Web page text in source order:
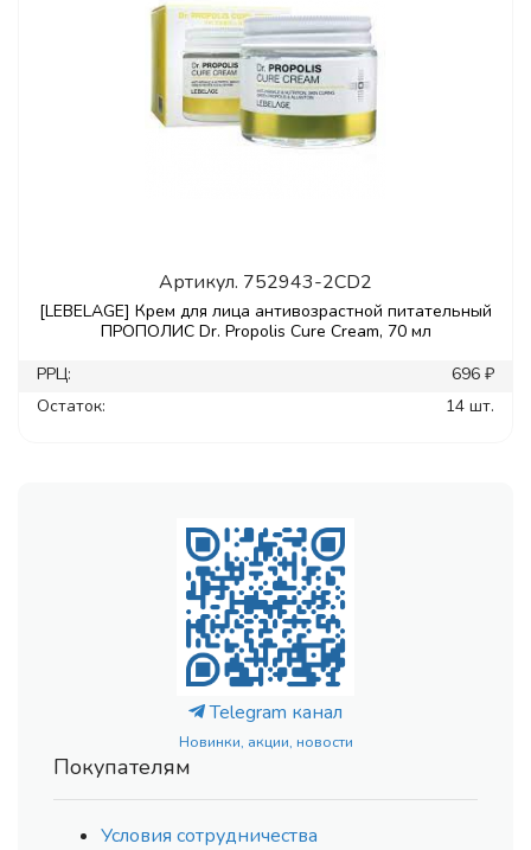
Артикул. 752943-2CD2
[LEBELAGE] Крем для лица антивозрастной питательный
ПРОПОЛИС Dr. Propolis Cure Cream, 70 мл
РРЦ:
696 ₽
Остаток:
14 шт.
Telegram канал
Новинки, акции, новости
Покупателям
Условия сотрудничества